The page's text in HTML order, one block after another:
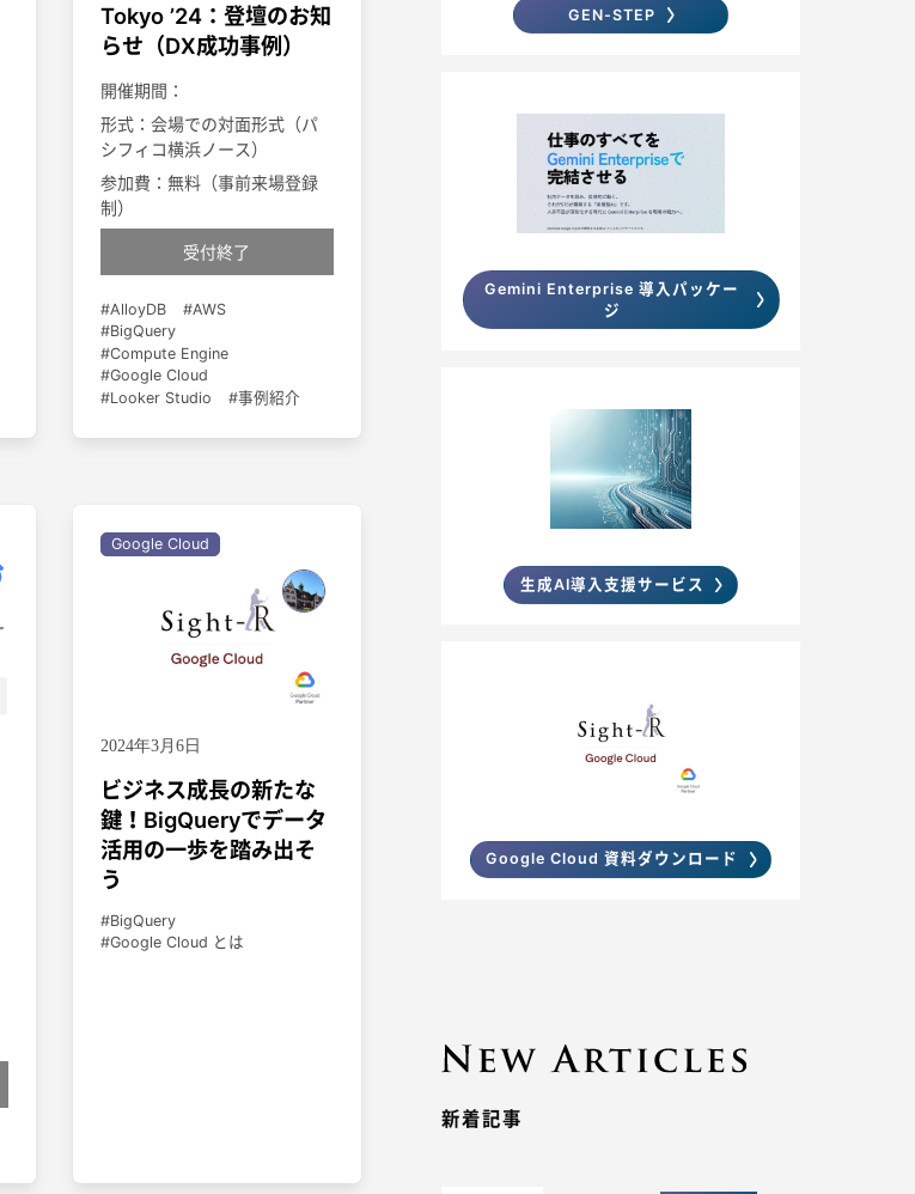
Tokyo ’24：登壇のお知
らせ（DX成功事例）
開催期間：
形式：会場での対面形式（パ
シフィコ横浜ノース）
参加費：無料（事前来場登録
制）
受付終了
AlloyDB
AWS
BigQuery
Compute Engine
Google Cloud
Looker Studio
事例紹介
Google Cloud
2024年3月6日
ビジネス成長の新たな
鍵！BigQueryでデータ
活用の一歩を踏み出そ
う
BigQuery
Google Cloud とは
GEN-STEP
Gemini Enterprise 導入パッケー
ジ
生成AI導入支援サービス
Google Cloud 資料ダウンロード
新着記事